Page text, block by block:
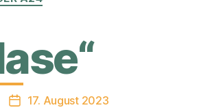
Veröffentlichungsdatum
17. August 2023